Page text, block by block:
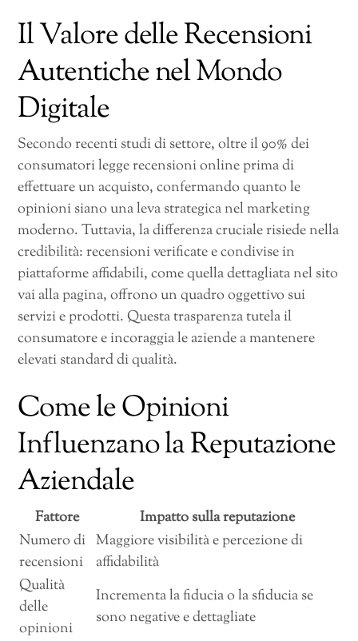
Il Valore delle Recensioni
Autentiche nel Mondo
Digitale
Secondo recenti studi di settore, oltre il 90% dei
consumatori legge recensioni online prima di
effettuare un acquisto, confermando quanto le
opinioni siano una leva strategica nel marketing
moderno. Tuttavia, la differenza cruciale risiede nella
credibilità: recensioni verificate e condivise in
piattaforme affidabili, come quella dettagliata nel sito
vai alla pagina, offrono un quadro oggettivo sui
servizi e prodotti. Questa trasparenza tutela il
consumatore e incoraggia le aziende a mantenere
elevati standard di qualità.
Come le Opinioni
Influenzano la Reputazione
Aziendale
Fattore
Impatto sulla reputazione
Numero di
recensioni
Maggiore visibilità e percezione di
affidabilità
Qualità
delle
opinioni
Incrementa la fiducia o la sfiducia se
sono negative e dettagliate